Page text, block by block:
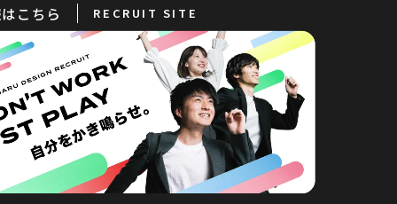
こちら RECRUIT SITE